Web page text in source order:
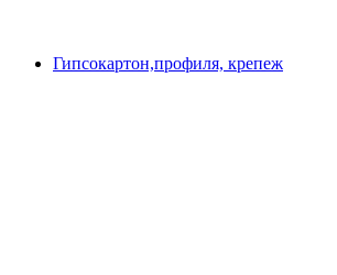
Гипсокартон,профиля, крепеж